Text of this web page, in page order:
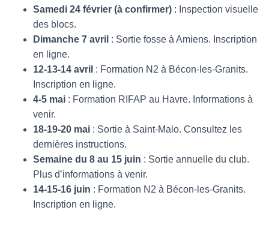
Samedi 24 février (à confirmer) : Inspection visuelle
des blocs.
Dimanche 7 avril : Sortie fosse à Amiens. Inscription
en ligne.
12-13-14 avril : Formation N2 à Bécon-les-Granits.
Inscription en ligne.
4-5 mai : Formation RIFAP au Havre. Informations à
venir.
18-19-20 mai : Sortie à Saint-Malo. Consultez les
dernières instructions.
Semaine du 8 au 15 juin : Sortie annuelle du club.
Plus d’informations à venir.
14-15-16 juin : Formation N2 à Bécon-les-Granits.
Inscription en ligne.